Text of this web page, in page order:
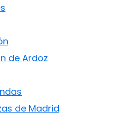
de Ardoz
de Madrid